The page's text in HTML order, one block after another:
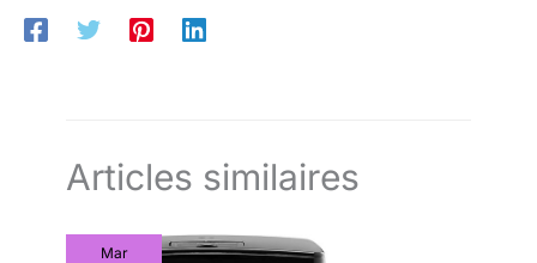
Articles similaires
Mar